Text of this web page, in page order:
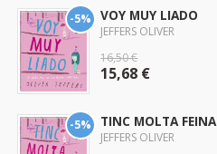
-5% VOY MUY LIADO
JEFFERS OLIVER
16,50 €
15,68 €
-5% TINC MOLTA FEINA
JEFFERS OLIVER